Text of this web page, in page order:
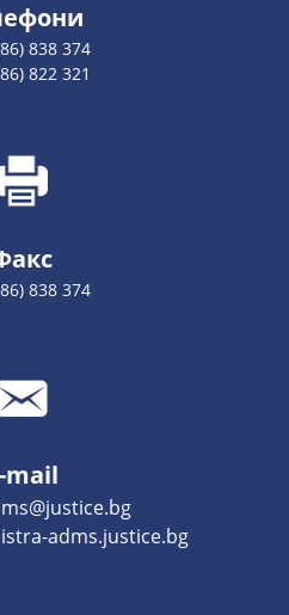
838 374
822 321
838 374
mail
adms.justice.bg